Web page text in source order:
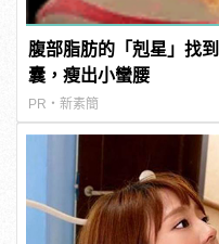
腹部脂肪的「剋星」找
囊，瘦出小蠻腰
PR・新素簡